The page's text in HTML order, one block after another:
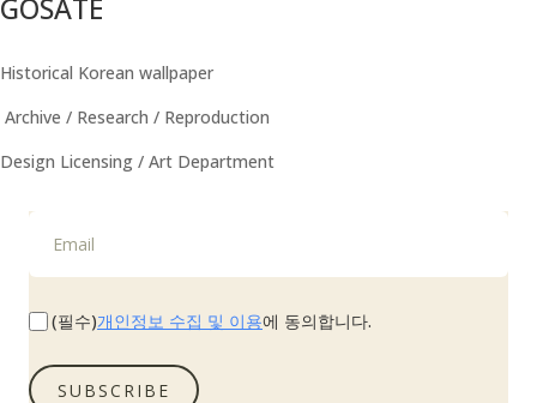
GOSATÉ
Historical Korean wallpaper
Archive / Research / Reproduction
Design Licensing / Art Department
(필수)개인정보 수집 및 이용에 동의합니다.
SUBSCRIBE